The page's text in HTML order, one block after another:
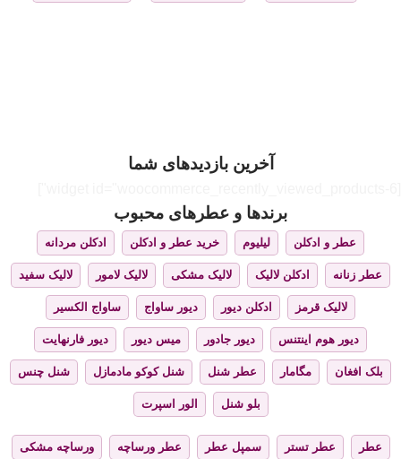
آخرین بازدیدهای شما
برندها و عطرهای محبوب
عطر و ادکلن لیلیوم خرید عطر و ادکلن ادکلن مردانه
عطر زنانه ادکلن لالیک لالیک مشکی لالیک لامور لالیک سفید
لالیک قرمز ادکلن دیور دیور ساواج ساواج الکسیر
دیور هوم اینتنس دیور جادور میس دیور دیور فارنهایت
بلک افغان مگامار عطر شنل شنل کوکو مادمازل شنل چنس
بلو شنل الور اسپرت
عطر عطر تستر سمپل عطر عطر ورساچه ورساچه مشکی